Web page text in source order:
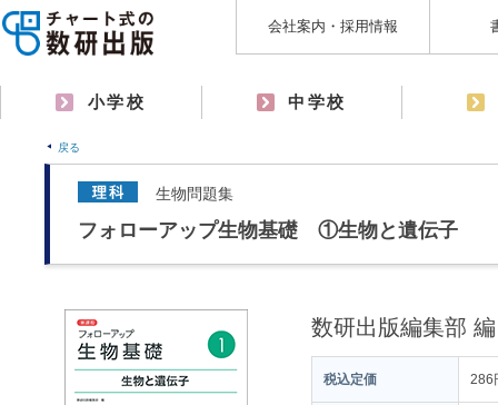
会社案内・採用情報
小学校 中学校
戻る
生物問題集
フォローアップ生物基礎 ①生物と遺伝子
数研出版編集部 編
税込定価 286